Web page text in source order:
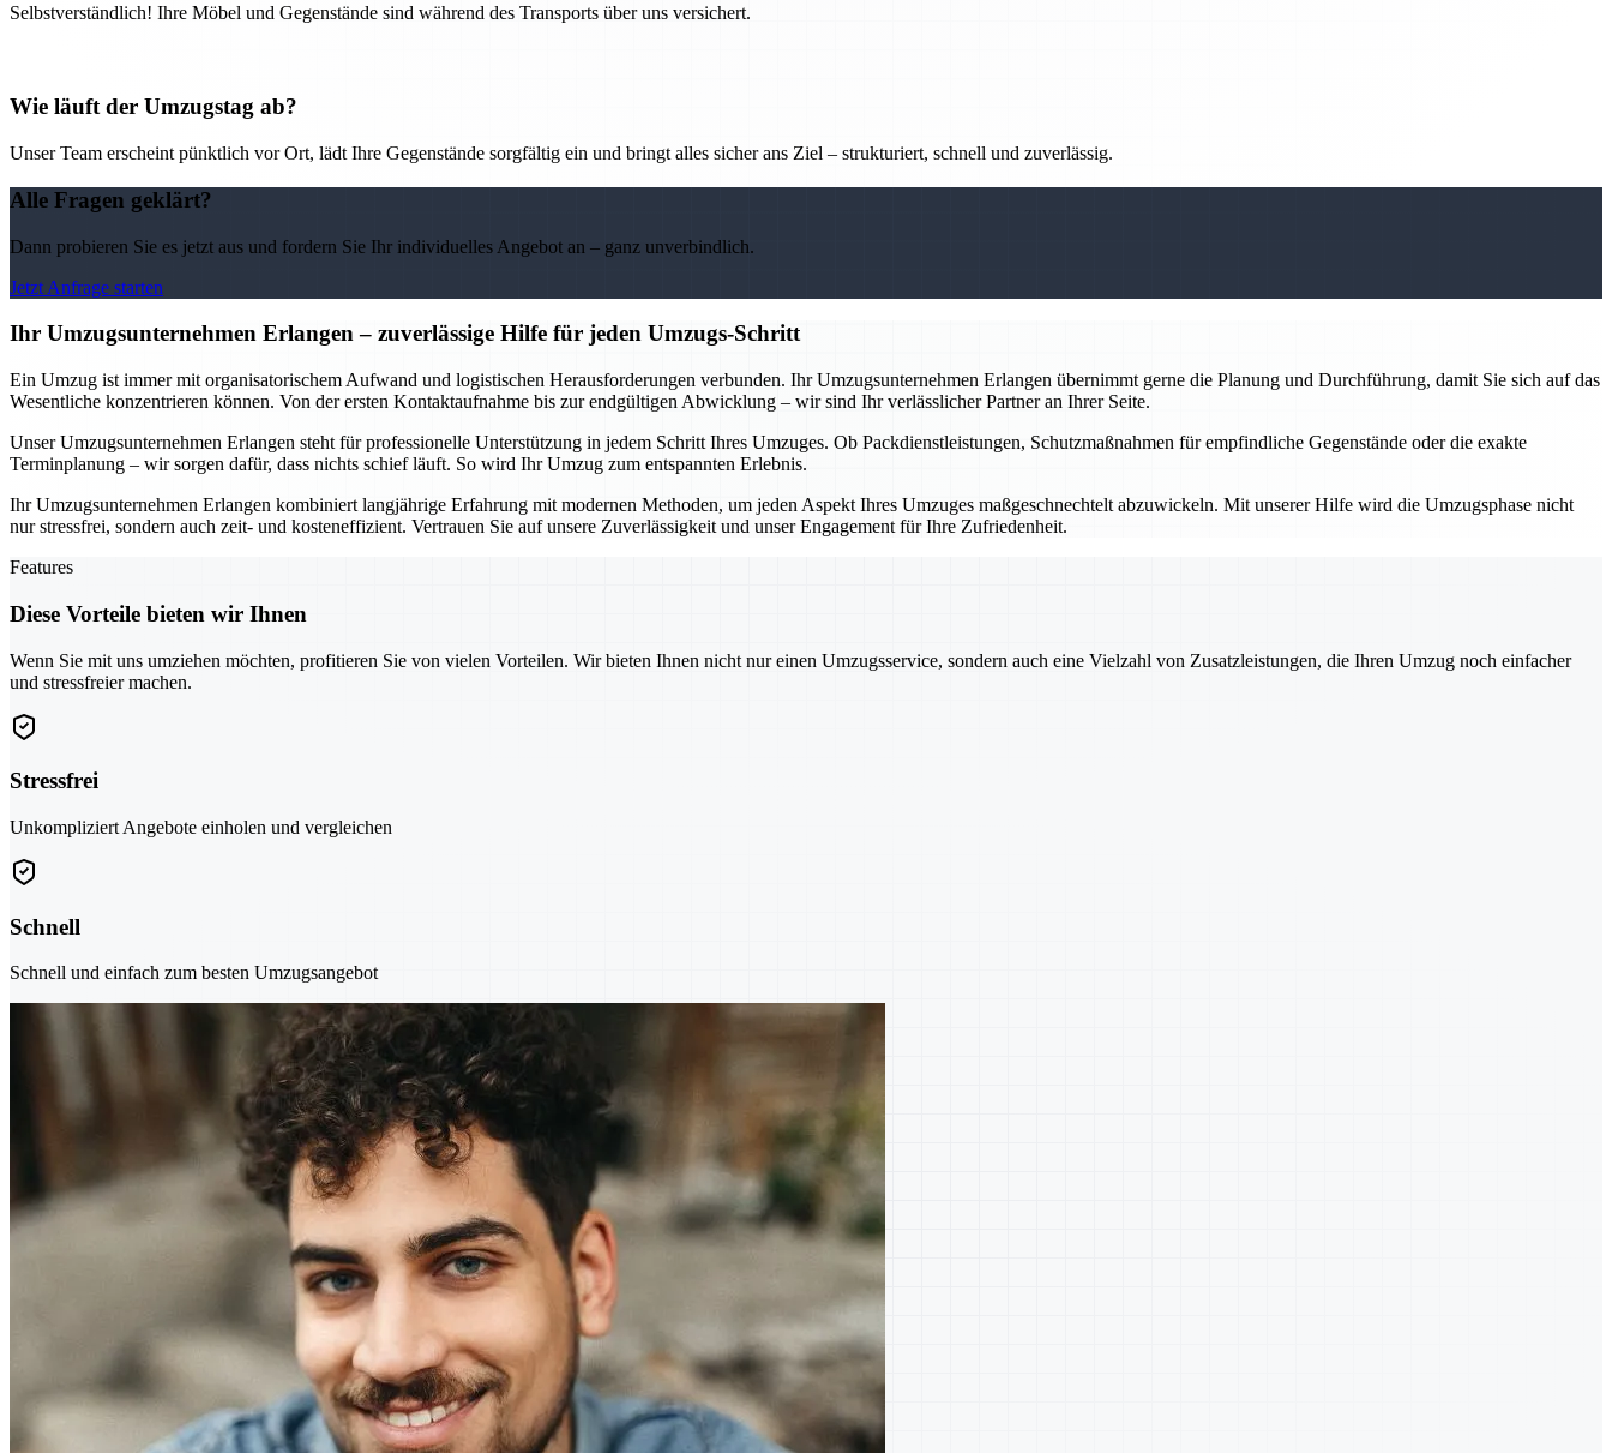
Selbstverständlich! Ihre Möbel und Gegenstände sind während des Transports über uns versichert.
Wie läuft der Umzugstag ab?
Unser Team erscheint pünktlich vor Ort, lädt Ihre Gegenstände sorgfältig ein und bringt alles sicher ans Ziel – strukturiert, schnell und zuverlässig.
Alle Fragen geklärt?
Dann probieren Sie es jetzt aus und fordern Sie Ihr individuelles Angebot an – ganz unverbindlich.
Jetzt Anfrage starten
Ihr Umzugsunternehmen Erlangen – zuverlässige Hilfe für jeden Umzugs-Schritt
Ein Umzug ist immer mit organisatorischem Aufwand und logistischen Herausforderungen verbunden. Ihr Umzugsunternehmen Erlangen übernimmt gerne die Planung und Durchführung, damit Sie sich auf das
Wesentliche konzentrieren können. Von der ersten Kontaktaufnahme bis zur endgültigen Abwicklung – wir sind Ihr verlässlicher Partner an Ihrer Seite.
Unser Umzugsunternehmen Erlangen steht für professionelle Unterstützung in jedem Schritt Ihres Umzuges. Ob Packdienstleistungen, Schutzmaßnahmen für empfindliche Gegenstände oder die exakte
Terminplanung – wir sorgen dafür, dass nichts schief läuft. So wird Ihr Umzug zum entspannten Erlebnis.
Ihr Umzugsunternehmen Erlangen kombiniert langjährige Erfahrung mit modernen Methoden, um jeden Aspekt Ihres Umzuges maßgeschnechtelt abzuwickeln. Mit unserer Hilfe wird die Umzugsphase nicht
nur stressfrei, sondern auch zeit- und kosteneffizient. Vertrauen Sie auf unsere Zuverlässigkeit und unser Engagement für Ihre Zufriedenheit.
Features
Diese Vorteile bieten wir Ihnen
Wenn Sie mit uns umziehen möchten, profitieren Sie von vielen Vorteilen. Wir bieten Ihnen nicht nur einen Umzugsservice, sondern auch eine Vielzahl von Zusatzleistungen, die Ihren Umzug noch einfacher
und stressfreier machen.
Stressfrei
Unkompliziert Angebote einholen und vergleichen
Schnell
Schnell und einfach zum besten Umzugsangebot